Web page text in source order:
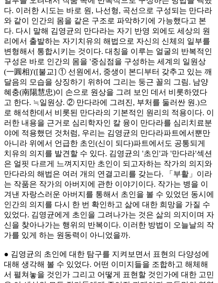
다. 이러한 시도는 바로 원, 나선형, 곡선으로 구성되는 만다라
와 같이 인간의 몸을 같은 구조로 파악하기에 가능했다고 본
다. 다시 말해 김영균의 만다라는 자기 반영 외에도 세상의 원
리에서 출발하는 자기치유의 해법으로 자신의 신체의 일부를
변형해서 통합시키는 것이다. 대칭을 이루는 얼굴의 반복적인
구성은 바로 인간의 몸을 '중심점을 구성하는 세계의 일원상
(一圓相)'([불교] ① 선원에서, 중생이 본디부터 갖추고 있는 깨
달음의 모습을 상징하기 위하여 그리는 둥근 꼴의 그림. 남양
혜충(南陽慧忠)이 손으로 원상을 그려 보인 데서 비롯하였다
고 한다. ≒일원상. ② 만다라에 그려진, 부처를 둘러싼 원.)으
로 해석한데서 비롯된 만다라의 기본적인 원리의 적용이다. 이
러한 내용을 근거로 심리학자인 칼 융이 만다라를 심리치료분
야에 적용했던 것처럼, 우리는 김영균의 만다라파트에서뿐만
아니라 위에서 언급한 초인(신이 되다)파트에서도 공통되게
치유의 의지를 발견할 수 있다. 김영균의 '초인'과 '만다라'섹션
은 얼핏 다르게 느껴지지만 초인이 되고자하는 작가의 의지와
만다라의 해법은 여러 개의 연결고리를 갖는다. 「부활」이라
는 작품은 작가의 아버지에 관한 이야기이다. 작가는 병을 이
겨낸 자랑스러운 아버지를 통해서 초인을 볼 수 있었던 동시에
인간의 의지를 다시 한 번 확인하고 삶에 대한 희망을 가질 수
있었다. 김영균에게 초인을 그려나가는 것은 삶의 의지이며 자
신을 찾아나가는 행위의 반복이다. 이러한 방법이 오늘날의 작
가를 있게 하는 원동력이 아니었을까.
● 김영균의 초인에 대한 탐구를 지켜보면서 표현의 다양성에
대해 생각해 볼 수 있었다. 어떤 이미지들을 조합하고 해체해
서 펼쳐놓을 것인가 그리고 어떻게 표현할 것인가에 대한 고민